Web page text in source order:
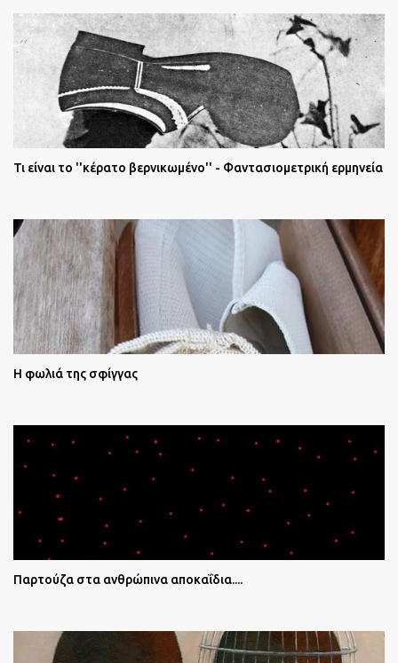
Τι είναι το ''κέρατο βερνικωμένο'' - Φαντασιομετρική ερμηνεία
Η φωλιά της σφίγγας
Παρτούζα στα ανθρώπινα αποκαΐδια....